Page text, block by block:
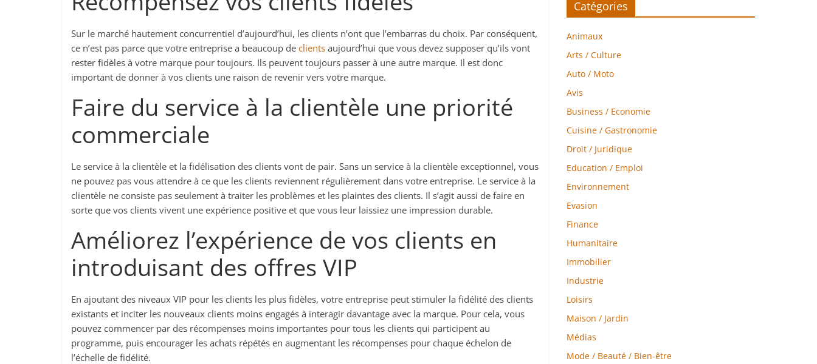
Sur le marché hautement concurrentiel d’aujourd’hui, les clients n’ont que l’embarras du choix. Par conséquent,
ce n’est pas parce que votre entreprise a beaucoup de clients aujourd’hui que vous devez supposer qu’ils vont
rester fidèles à votre marque pour toujours. Ils peuvent toujours passer à une autre marque. Il est donc
important de donner à vos clients une raison de revenir vers votre marque.
Faire du service à la clientèle une priorité
commerciale
Le service à la clientèle et la fidélisation des clients vont de pair. Sans un service à la clientèle exceptionnel, vous
ne pouvez pas vous attendre à ce que les clients reviennent régulièrement dans votre entreprise. Le service à la
clientèle ne consiste pas seulement à traiter les problèmes et les plaintes des clients. Il s’agit aussi de faire en
sorte que vos clients vivent une expérience positive et que vous leur laissiez une impression durable.
Améliorez l’expérience de vos clients en
introduisant des offres VIP
En ajoutant des niveaux VIP pour les clients les plus fidèles, votre entreprise peut stimuler la fidélité des clients
existants et inciter les nouveaux clients moins engagés à interagir davantage avec la marque. Pour cela, vous
pouvez commencer par des récompenses moins importantes pour tous les clients qui participent au
programme, puis encourager les achats répétés en augmentant les récompenses pour chaque échelon de
l’échelle de fidélité.
Catégories
Animaux
Arts / Culture
Auto / Moto
Avis
Business / Economie
Cuisine / Gastronomie
Droit / Juridique
Education / Emploi
Environnement
Evasion
Finance
Humanitaire
Immobilier
Industrie
Loisirs
Maison / Jardin
Médias
Mode / Beauté / Bien-être